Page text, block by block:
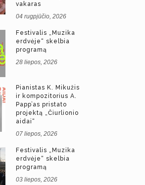
vakaras
04 rugpjūčio, 2026
Festivalis „Muzika
erdvėje“ skelbia
programą
28 liepos, 2026
Pianistas K. Mikužis
ir kompozitorius A.
Papp’as pristato
projektą „Čiurlionio
aidai“
07 liepos, 2026
Festivalis „Muzika
erdvėje“ skelbia
programą
03 liepos, 2026